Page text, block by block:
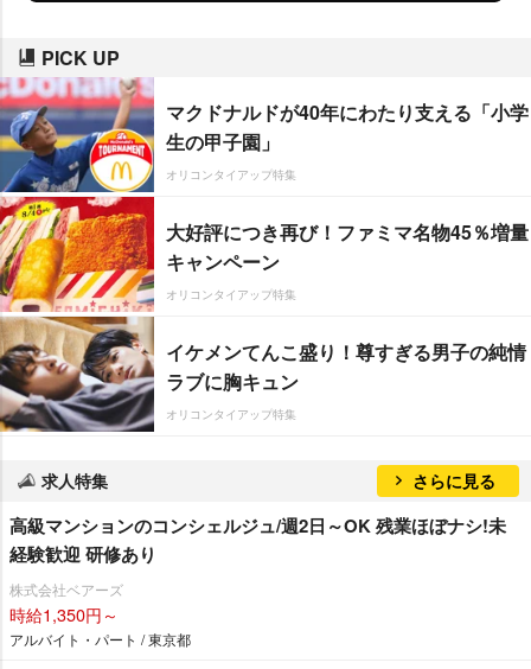
PICK UP
マクドナルドが40年にわたり支える「小学
生の甲子園」
オリコンタイアップ特集
大好評につき再び！ファミマ名物45％増量
キャンペーン
オリコンタイアップ特集
イケメンてんこ盛り！尊すぎる男子の純情
ラブに胸キュン
オリコンタイアップ特集
求人特集 さらに見る
高級マンションのコンシェルジュ/週2日～OK 残業ほぼナシ!未
経験歓迎 研修あり
株式会社ベアーズ
時給1,350円～
アルバイト・パート / 東京都